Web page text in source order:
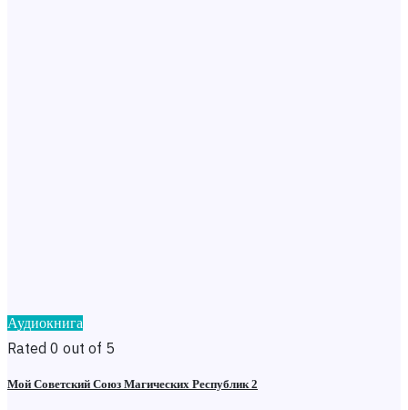
Аудиокнига
Rated 0 out of 5
Мой Советский Союз Магических Республик 2